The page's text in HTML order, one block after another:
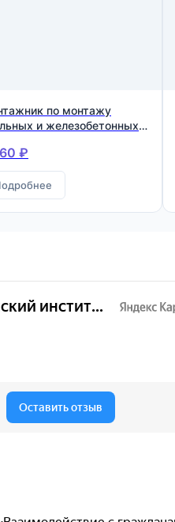
по монтажу
и железобетонных
₽